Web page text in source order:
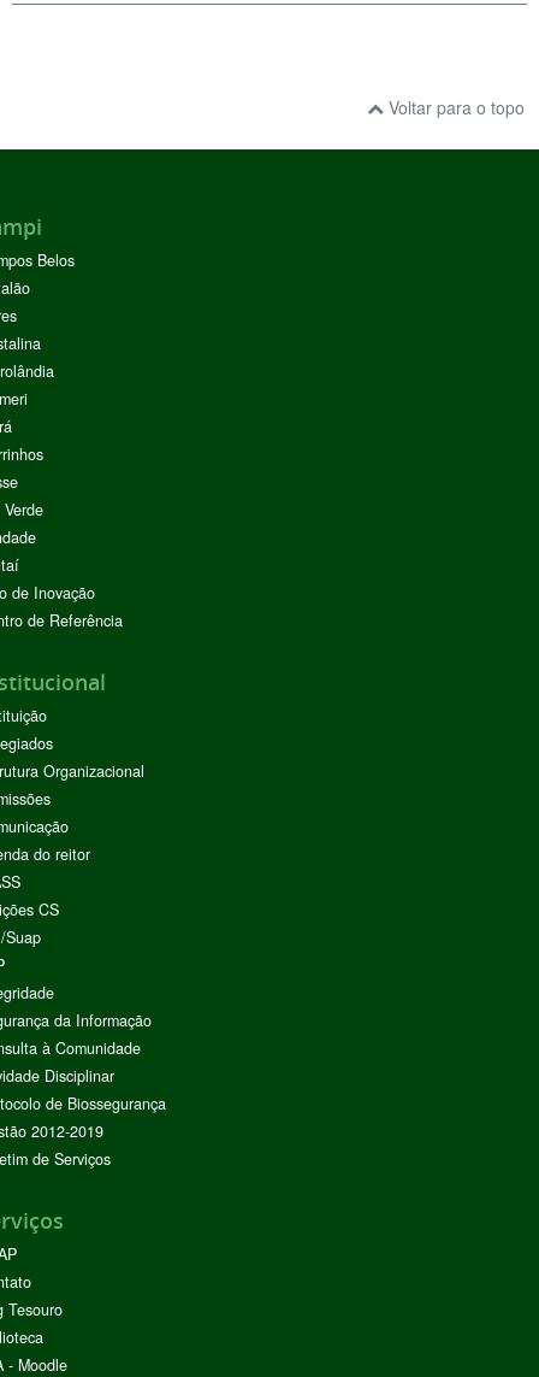
Voltar para o topo
Belos
de Inovação
de Referência
Organizacional
do reitor
CS
Suap
da Informação
à Comunidade
Disciplinar
de Biossegurança
2012-2019
de Serviços
Tesouro
- Moodle